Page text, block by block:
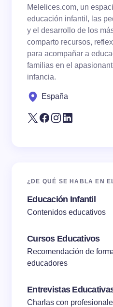
Your Comment *
Save my name and
Melelices.com, un
educación infantil, las
y el desarrollo de los
comparto recursos,
para acompañar a
familias en el
infancia.
España
¿DE QUÉ SE HABLA EN
Educación Infantil
Contenidos educativos
Cursos Educativos
Recomendación de
educadores
Entrevistas
Charlas con